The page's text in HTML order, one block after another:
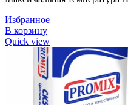
Избранное
В корзину
Quick view